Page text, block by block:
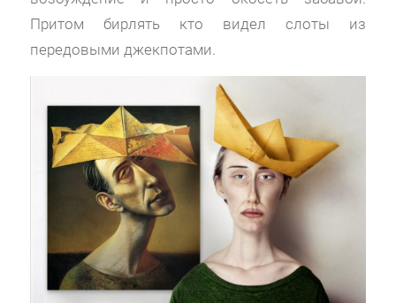
Притом бирлять кто видел слоты из
передовыми джекпотами.